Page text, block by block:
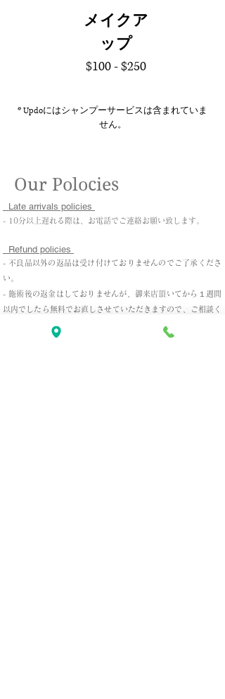
メイクア
ップ
$100 - $250
* Updoにはシャンプーサービスは含まれていま
せん。
​Our Polocies
Late arrivals policies
- 10分以上遅れる際は、お電話でご連絡お願い致します。
Refund policies
- 不良品以外の返品は受け付けておりませんのでご了承くださ
い。
- 施術後の返金はしておりませんが、御来店頂いてから１週間
以内でしたら無料でお直しさせていただきますので、ご相談く